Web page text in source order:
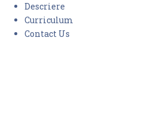
Descriere
Curriculum
Contact Us